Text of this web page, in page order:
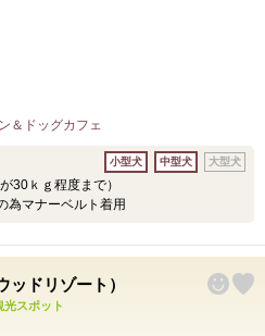
＆ドッグカフェ
30ｋｇ程度まで）
為マナーベルト着用
小型犬 中型犬 大型犬
ドリゾート）
スポット